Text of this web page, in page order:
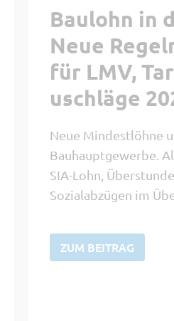
Baulohn in
Neue
für LMV,
uschläge
Neue Mindestlöhne
Bauhauptgewerbe.
SIA-Lohn,
Sozialabzügen im
ZUM BEITRAG